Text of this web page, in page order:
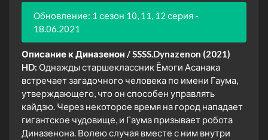
Обновление: 1 сезон 10, 11, 12 серия -
18.06.2021
Описание к Диназенон / SSSS.Dynazenon (2021)
HD: Однажды старшеклассник Ёмоги Асанака
встречает загадочного человека по имени Гаума,
утверждающего, что он способен управлять
кайдзю. Через некоторое время на город нападает
гигантское чудовище, и Гаума призывает робота
Диназенона. Волею случая вместе с ним внутри